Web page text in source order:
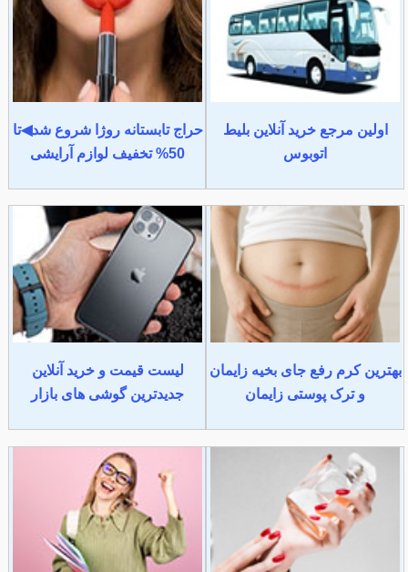
اولین مرجع خرید آنلاین بلیط
اتوبوس
حراج تابستانه روژا شروع شد◀تا
50% تخفیف لوازم آرایشی
بهترین کرم رفع جای بخیه زایمان
و ترک پوستی زایمان
لیست قیمت و خرید آنلاین
جدیدترین گوشی های بازار